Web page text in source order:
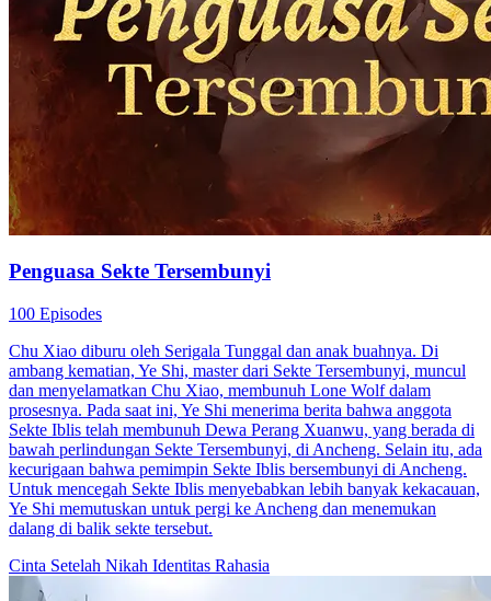
86 Episodes
Putri Ayu tanpa sengaja menjalin hubungan dengan Pratama Surya
dan baru menyadari calon suaminya adalah Pratama sendiri. Tanpa
tahu identitas Putri, Pratama jatuh cinta dan sempat salah mengira
wanita lain. Saat rahasia terbuka, Pratama akhirnya mengenali cinta
sejati dan kebenaran yang tersembunyi.
Cinta Setelah Pernikahan
Ahli Pedang Tersembunyi
75 Episodes
Andre si ahli pembuat pedang, merasa tak tahan dikekang kerajaan
P...Tonton Ahli Pedang Tersembunyi secara gratis di NetShort.
Temukan lebih banyak drama populer.
Identitas TersembunyiCinta pandangan pertama Serangan Balik
Keanggunan Tersembunyi
60 Episodes
Identitas Tersembunyi